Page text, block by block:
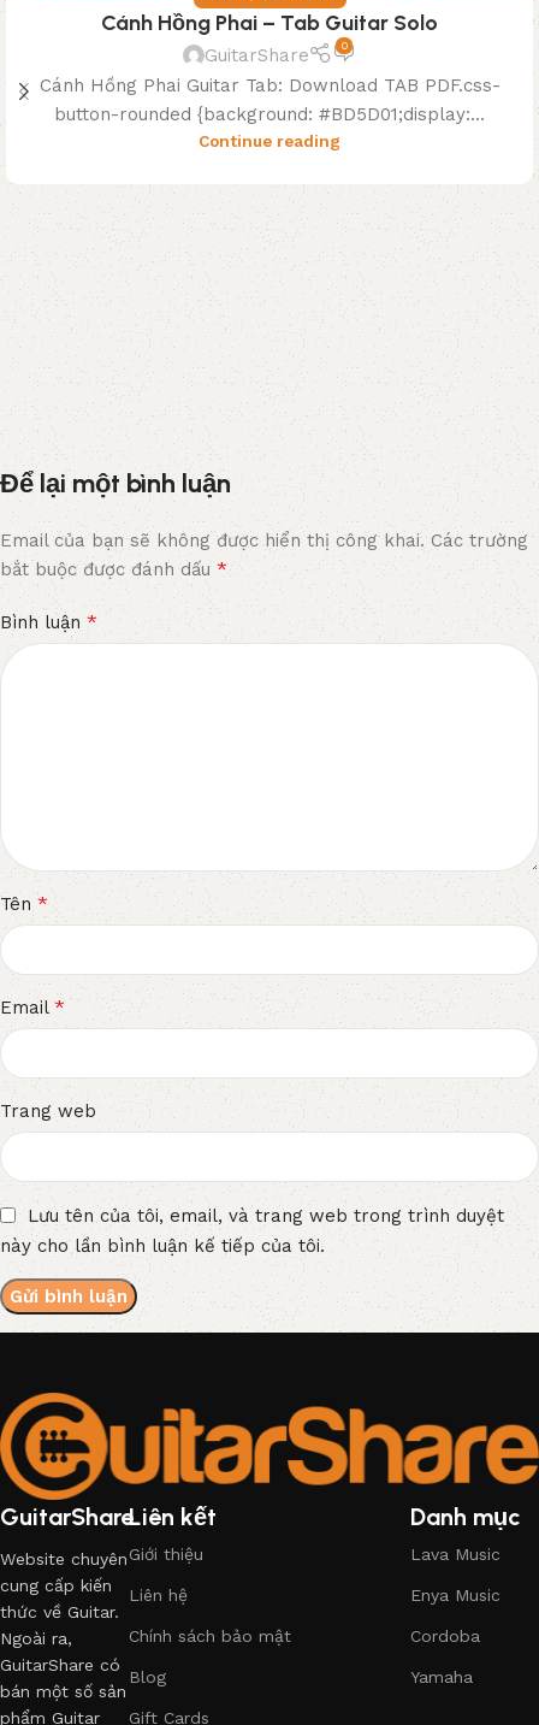
Cánh Hồng Phai – Tab Guitar Solo
GuitarShare 0
Cánh Hồng Phai Guitar Tab: Download TAB PDF.css-
button-rounded {background: #BD5D01;display:...
Continue reading
Để lại một bình luận
Email của bạn sẽ không được hiển thị công khai. Các trường
bắt buộc được đánh dấu *
Bình luận *
Tên *
Email *
Trang web
Lưu tên của tôi, email, và trang web trong trình duyệt
này cho lần bình luận kế tiếp của tôi.
GuitarShare
Website chuyên
cung cấp kiến
thức về Guitar.
Ngoài ra,
GuitarShare có
bán một số sản
phẩm Guitar
Liên kết
Giới thiệu
Liên hệ
Chính sách bảo mật
Blog
Gift Cards
Danh mục
Lava Music
Enya Music
Cordoba
Yamaha